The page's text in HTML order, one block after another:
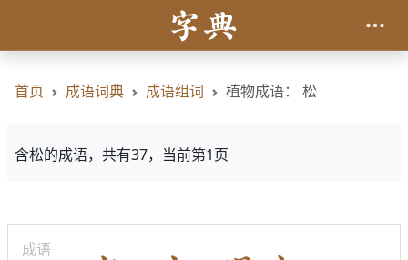
首页 成语词典 成语组词 植物成语： 松
含松的成语，共有37，当前第1页
成语